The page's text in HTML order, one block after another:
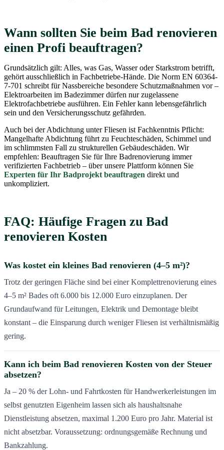
Wann sollten Sie beim Bad renovieren
einen Profi beauftragen?
Grundsätzlich gilt: Alles, was Gas, Wasser oder Starkstrom betrifft,
gehört ausschließlich in Fachbetriebe-Hände. Die Norm EN 60364-
7-701 schreibt für Nassbereiche besondere Schutzmaßnahmen vor –
Elektroarbeiten im Badezimmer dürfen nur zugelassene
Elektrofachbetriebe ausführen. Ein Fehler kann lebensgefährlich
sein und den Versicherungsschutz gefährden.
Auch bei der Abdichtung unter Fliesen ist Fachkenntnis Pflicht:
Mangelhafte Abdichtung führt zu Feuchteschäden, Schimmel und
im schlimmsten Fall zu strukturellen Gebäudeschäden. Wir
empfehlen: Beauftragen Sie für Ihre Badrenovierung immer
verifizierten Fachbetrieb – über unsere Plattform können Sie
Experten für Ihr Badprojekt beauftragen direkt und
unkompliziert.
FAQ: Häufige Fragen zu Bad
renovieren Kosten
Was kostet ein kleines Bad renovieren (4–5 m²)?
Trotz der geringen Fläche sind bei einer Komplettrenovierung eines
4–5 m² Bades oft 6.000 bis 12.000 Euro einzuplanen. Der
Grundaufwand für Leitungen, Elektrik und Demontage bleibt
konstant – die Einsparung durch weniger Fliesen ist verhältnismäßig
gering.
Kann ich beim Bad renovieren Kosten von der Steuer
absetzen?
Ja – 20 % der Lohn- und Fahrtkosten für Handwerkerleistungen im
selbst genutzten Eigenheim lassen sich als haushaltsnahe
Dienstleistung absetzen, maximal 1.200 Euro pro Jahr. Material ist
nicht absetzbar. Voraussetzung: ordnungsgemäße Rechnung und
Bankzahlung.